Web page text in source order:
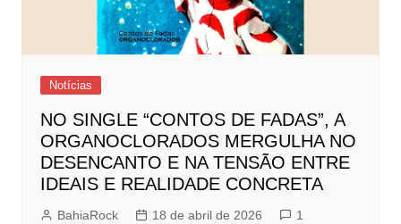
Notícias
NO SINGLE “CONTOS DE FADAS”, A
ORGANOCLORADOS MERGULHA NO
DESENCANTO E NA TENSÃO ENTRE
IDEAIS E REALIDADE CONCRETA
BahiaRock 18 de abril de 2026 1